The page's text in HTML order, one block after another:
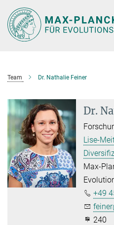
Hauptinhalt
Team Dr. Nathalie Feiner
Dr.
Lise-
Max-
+49
240